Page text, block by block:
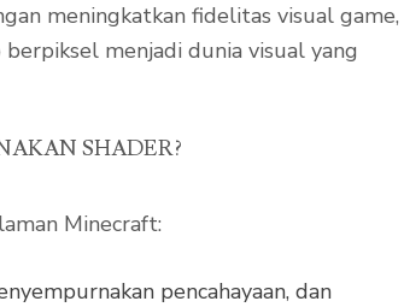
meningkatkan fidelitas visual game,
menjadi dunia visual yang
SHADER?
Minecraft:
pencahayaan, dan